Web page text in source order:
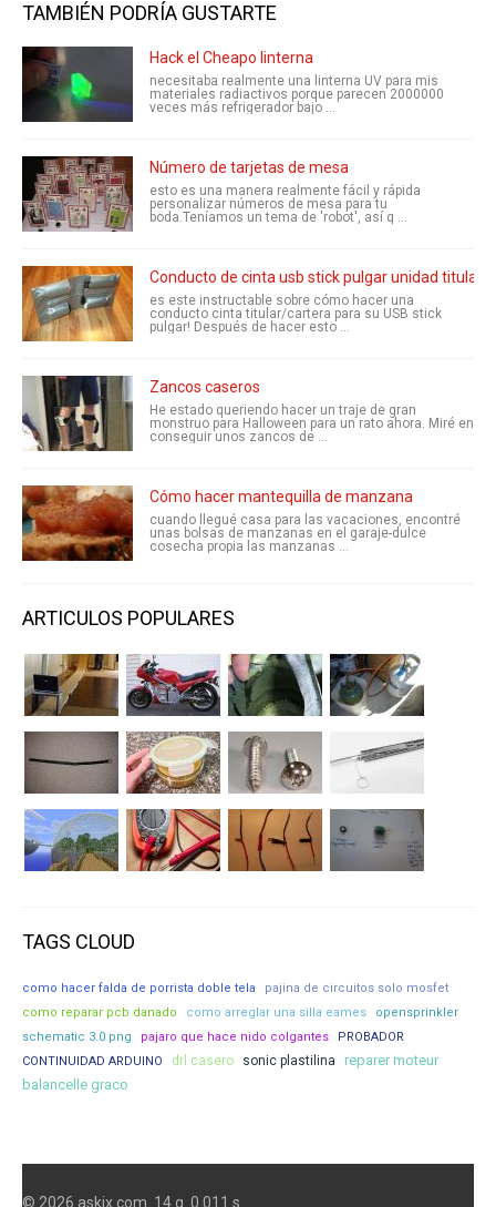
TAMBIÉN PODRÍA GUSTARTE
Hack el Cheapo linterna
necesitaba realmente una linterna UV para mis
materiales radiactivos porque parecen 2000000
veces más refrigerador bajo ...
Número de tarjetas de mesa
esto es una manera realmente fácil y rápida
personalizar números de mesa para tu
boda.Teníamos un tema de 'robot', así q ...
Conducto de cinta usb stick pulgar unidad titular/
es este instructable sobre cómo hacer una
conducto cinta titular/cartera para su USB stick
pulgar! Después de hacer esto ...
Zancos caseros
He estado queriendo hacer un traje de gran
monstruo para Halloween para un rato ahora. Miré en
conseguir unos zancos de ...
Cómo hacer mantequilla de manzana
cuando llegué casa para las vacaciones, encontré
unas bolsas de manzanas en el garaje-dulce
cosecha propia las manzanas ...
ARTICULOS POPULARES
TAGS CLOUD
como hacer falda de porrista doble tela
pajina de circuitos solo mosfet
como reparar pcb danado
como arreglar una silla eames
opensprinkler
schematic 3.0 png
pajaro que hace nido colgantes
PROBADOR
CONTINUIDAD ARDUINO
drl casero sonic plastilina
reparer moteur
balancelle graco
© 2026 askix.com. 14 q. 0.011 s.